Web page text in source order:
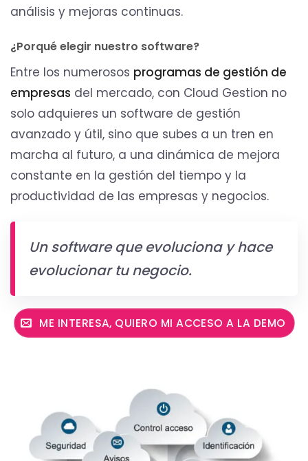
análisis y mejoras continuas.
¿Porqué elegir nuestro software?
Entre los numerosos programas de gestión de
empresas del mercado, con Cloud Gestion no
solo adquieres un software de gestión
avanzado y útil, sino que subes a un tren en
marcha al futuro, a una dinámica de mejora
constante en la gestión del tiempo y la
productividad de las empresas y negocios.
Un software que evoluciona y hace
evolucionar tu negocio.
ME INTERESA, QUIERO MI ACCESO A LA DEMO